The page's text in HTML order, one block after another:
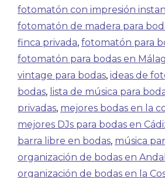
fotomatón con impresión
fotomatón de madera para
finca privada, fotomatón para
fotomatón para bodas en
vintage para bodas, ideas de
bodas, lista de música para
privadas, mejores bodas en la
mejores DJs para bodas en
barra libre en bodas, música
organización de bodas en
organización de bodas en la